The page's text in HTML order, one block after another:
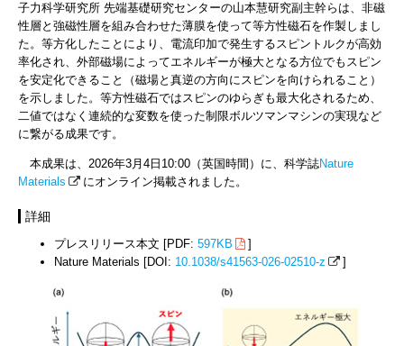
子力科学研究所 先端基礎研究センターの山本慧研究副主幹らは、非磁
性層と強磁性層を組み合わせた薄膜を使って等方性磁石を作製しまし
た。等方化したことにより、電流印加で発生するスピントルクが高効
率化され、外部磁場によってエネルギーが極大となる方位でもスピン
を安定化できること（磁場と真逆の方向にスピンを向けられること）
を示しました。等方性磁石ではスピンのゆらぎも最大化されるため、
二値ではなく連続的な変数を使った制限ボルツマンマシンの実現など
に繋がる成果です。
本成果は、2026年3月4日10:00（英国時間）に、科学誌Nature
Materials
にオンライン掲載されました。
詳細
プレスリリース本文 [PDF: 597KB
]
Nature Materials [DOI: 10.1038/s41563-026-02510-z ]